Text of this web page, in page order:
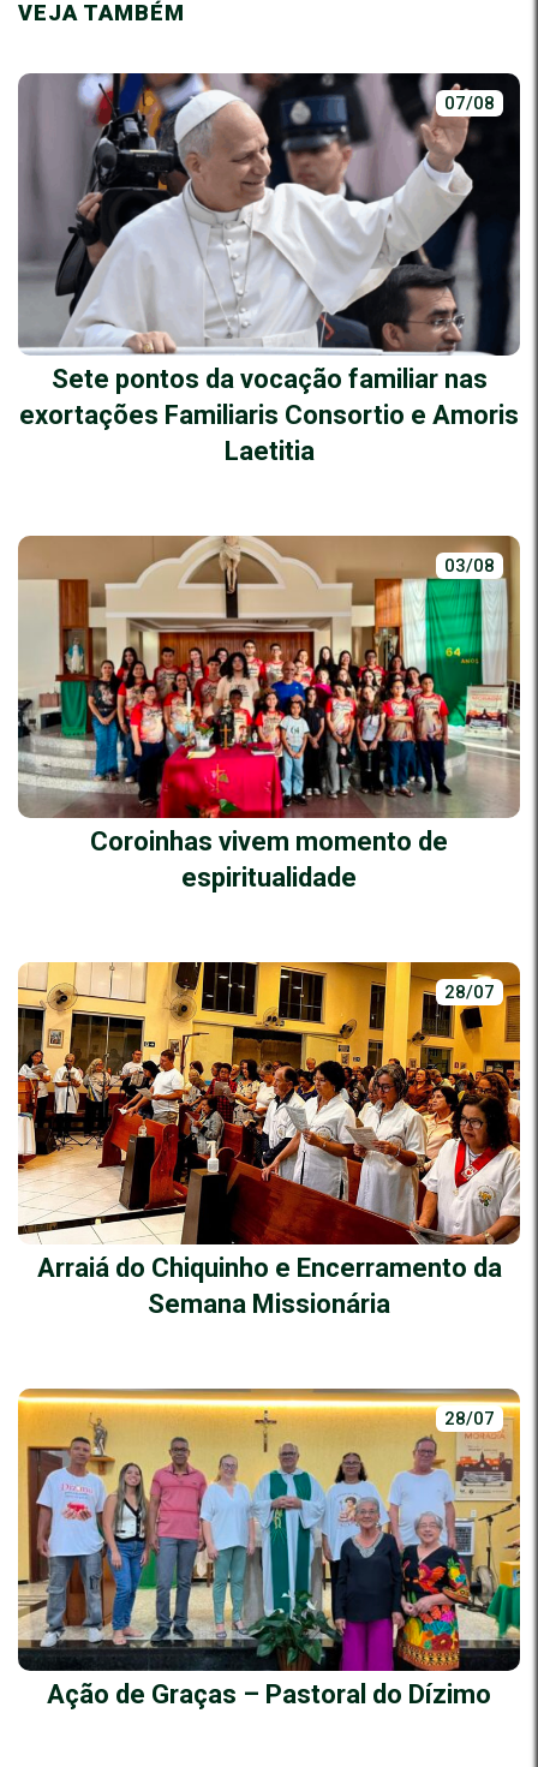
VEJA TAMBÉM
07/08
Sete pontos da vocação familiar nas
exortações Familiaris Consortio e Amoris
Laetitia
03/08
Coroinhas vivem momento de
espiritualidade
28/07
Arraiá do Chiquinho e Encerramento da
Semana Missionária
28/07
Ação de Graças – Pastoral do Dízimo